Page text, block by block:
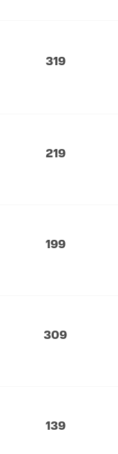
319
219
199
309
139